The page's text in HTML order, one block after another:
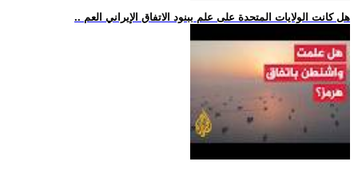
.. هل كانت الولايات المتحدة على علم ببنود الاتفاق الإيراني العم